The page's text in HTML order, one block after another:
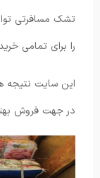
تشک مسافرتی
را برای تمامی
این سایت نتیجه
در جهت فروش